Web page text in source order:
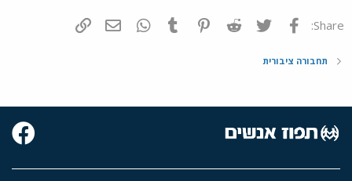
Share: פייסבוק Twitter
Reddit
Pinterest
Tumblr
WhatsAppדואר אלקטרוני
תחבורה ציבורית